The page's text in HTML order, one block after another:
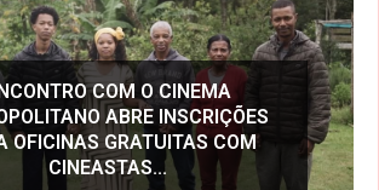
3
COM O CINEMA
ABRE INSCRIÇÕES
OFICINAS GRATUITAS COM
CINEASTAS...
BUNKA-SAI
CONHECER A
DEUSES DA